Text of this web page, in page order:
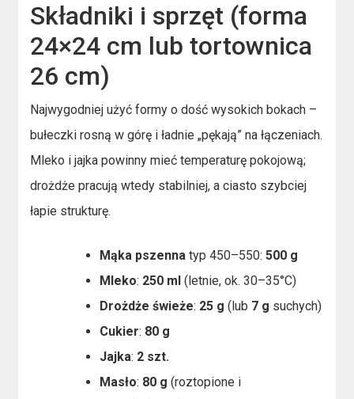
Składniki i sprzęt (forma
24×24 cm lub tortownica
26 cm)
Najwygodniej użyć formy o dość wysokich bokach –
bułeczki rosną w górę i ładnie „pękają” na łączeniach.
Mleko i jajka powinny mieć temperaturę pokojową;
drożdże pracują wtedy stabilniej, a ciasto szybciej
łapie strukturę.
Mąka pszenna typ 450–550:500 g
Mleko: 250 ml (letnie, ok. 30–35°C)
Drożdże świeże: 25 g (lub 7 g suchych)
Cukier: 80 g
Jajka: 2 szt.
Masło: 80 g (roztopione i